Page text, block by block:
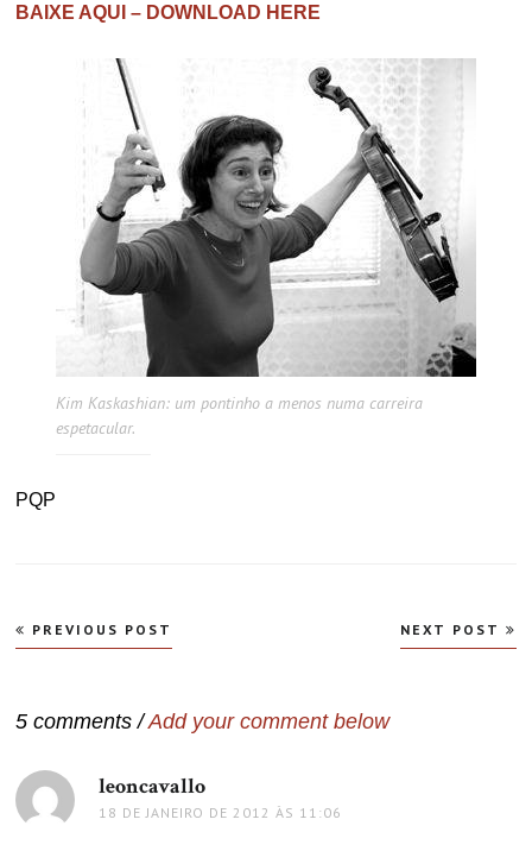
BAIXE AQUI – DOWNLOAD HERE
Kim Kaskashian: um pontinho a menos numa carreira
espetacular.
PQP
Navegação
de
PREVIOUS POST NEXT POST
5 comments /Add your comment below
leoncavallo
18 DE JANEIRO DE 2012 ÀS 11:06